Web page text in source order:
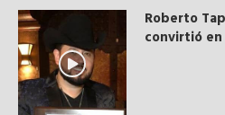
Roberto
convirtió